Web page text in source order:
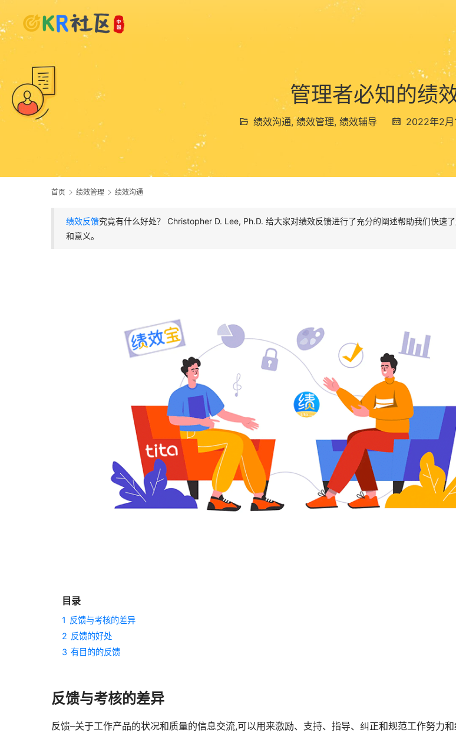
管理者必知的绩
绩效沟通,绩效管理, 绩效辅导 2022年2
首页 绩效管理 绩效沟通
绩效反馈究竟有什么好处？ Christopher D. Lee, Ph.D. 给大家对绩效反馈进行了充分的阐述帮助我们快速
和意义。
目录
1 反馈与考核的差异
2 反馈的好处
3 有目的的反馈
反馈与考核的差异
反馈–关于工作产品的状况和质量的信息交流,可以用来激励、支持、指导、纠正和规范工作努力